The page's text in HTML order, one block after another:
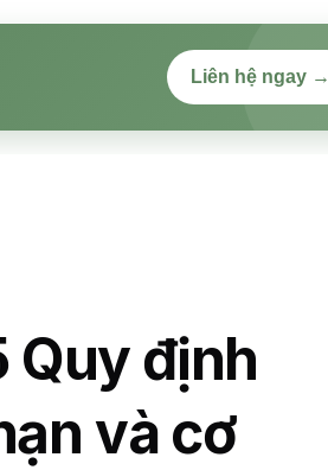
Liên hệ ngay →
định
và cơ